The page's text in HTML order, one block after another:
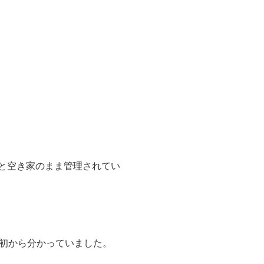
空き家のまま管理されてい
から分かっていました。